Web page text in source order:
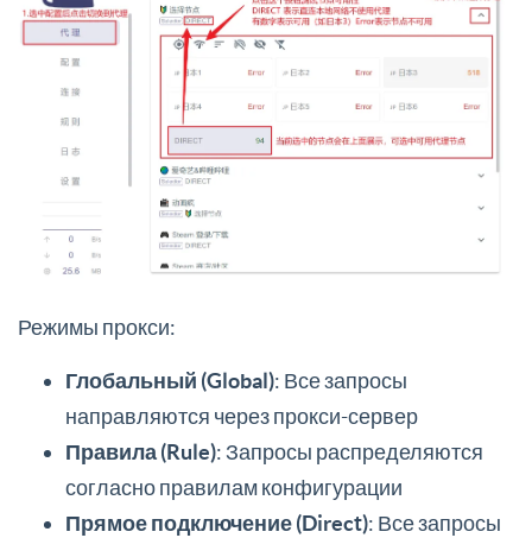
Режимы прокси:
Глобальный (Global): Все запросы
направляются через прокси-сервер
Правила (Rule): Запросы распределяются
согласно правилам конфигурации
Прямое подключение (Direct): Все запросы